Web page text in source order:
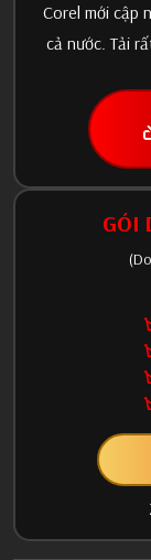
Corel mới cập
cả nước. Tải
GÓI